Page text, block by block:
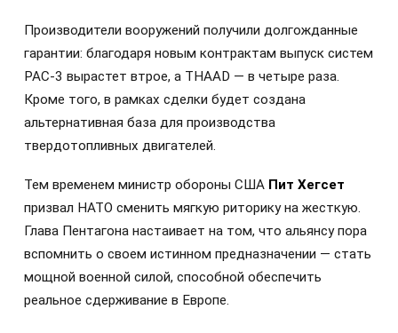
Производители вооружений получили долгожданные
гарантии: благодаря новым контрактам выпуск систем
PAC-3 вырастет втрое, а THAAD — в четыре раза.
Кроме того, в рамках сделки будет создана
альтернативная база для производства
твердотопливных двигателей.
Тем временем министр обороны США Пит Хегсет
призвал НАТО сменить мягкую риторику на жесткую.
Глава Пентагона настаивает на том, что альянсу пора
вспомнить о своем истинном предназначении — стать
мощной военной силой, способной обеспечить
реальное сдерживание в Европе.